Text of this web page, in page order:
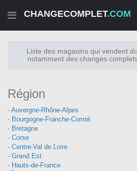
CHANGECOMPLET.COM
CHANGECOMPLET.COM
Liste des magasins qui vendent
notamment des changes
Région
- Auvergne-Rhône-Alpes
- Bourgogne-Franche-Comté
- Bretagne
- Corse
- Centre-Val de Loire
- Grand Est
- Hauts-de-France